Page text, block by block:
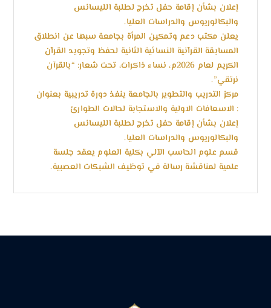
إعلان بشأن إقامة حفل تخرج لطلبة الليسانس
والبكالوريوس والدراسات العليا.
يعلن مكتب دعم وتمكين المرأة بجامعة سبها عن انطلاق
المسابقة القرآنية النسائية الثانية لحفظ وتجويد القرآن
الكريم لعام 2026م، نساء ذاكرات، تحت شعار: “بالقرآن
نرتقي”.
مركز التدريب والتطوير بالجامعة ينفذ دورة تدريبية بعنوان
: الاسعافات الاولية والاستجابة لحالات الطوارئ
إعلان بشأن إقامة حفل تخرج لطلبة الليسانس
والبكالوريوس والدراسات العليا.
قسم علوم الحاسب الآلي بكلية العلوم يعقد جلسة
علمية لمناقشة رسالة في توظيف الشبكات العصبية.